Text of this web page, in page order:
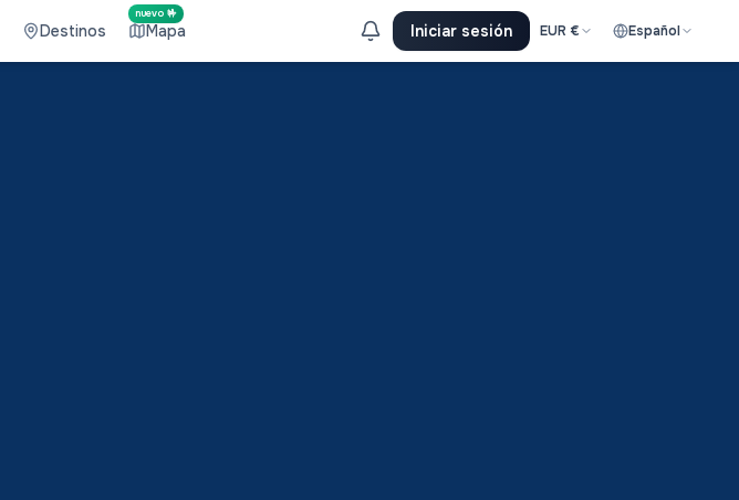
Destinos
nuevo 🤟
Mapa Iniciar sesión EUR € Español